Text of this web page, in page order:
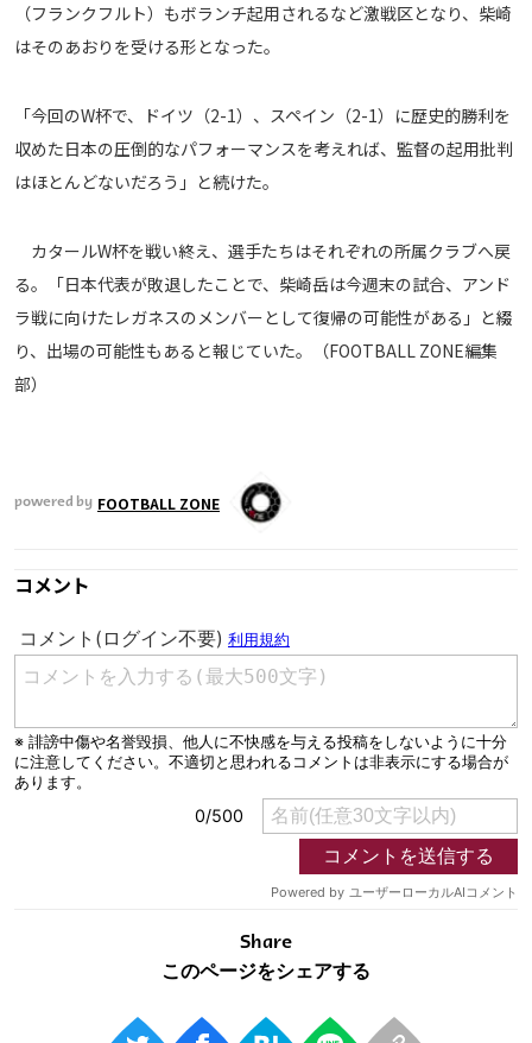
ご利用にあたって
プライバシーポリシー
お問い合わせ
Share
© AbemaTV. Inc. All Rights Reserved.
（フランクフルト）もボランチ起用されるなど激戦区となり、柴崎
はそのあおりを受ける形となった。
「今回のW杯で、ドイツ（2-1）、スペイン（2-1）に歴史的勝利を
収めた日本の圧倒的なパフォーマンスを考えれば、監督の起用批判
はほとんどないだろう」と続けた。
カタールW杯を戦い終え、選手たちはそれぞれの所属クラブへ戻
る。「日本代表が敗退したことで、柴崎岳は今週末の試合、アンド
ラ戦に向けたレガネスのメンバーとして復帰の可能性がある」と綴
り、出場の可能性もあると報じていた。（FOOTBALL ZONE編集
部）
powered by FOOTBALL ZONE
コメント
Share